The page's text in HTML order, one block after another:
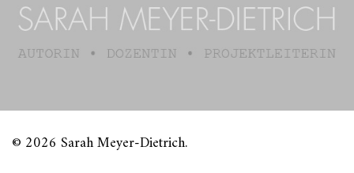
© 2026 Sarah Meyer-Dietrich